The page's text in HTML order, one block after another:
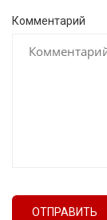
Комментарий
ОТПРАВИТЬ